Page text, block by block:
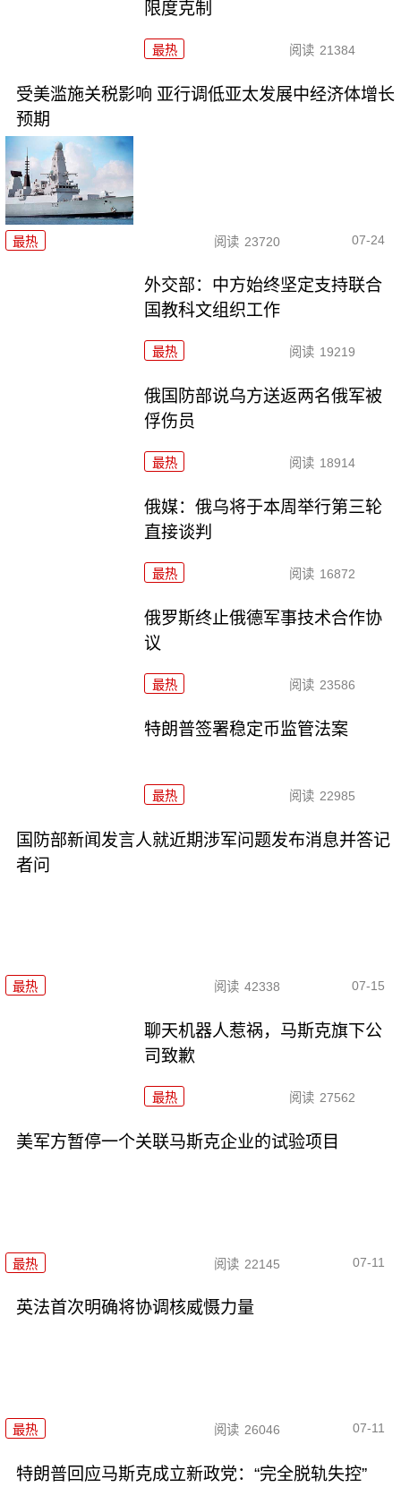
限度克制
最热 阅读 21384
受美滥施关税影响 亚行调低亚太发展中经济体增长
预期
最热 阅读 23720 07-24
外交部：中方始终坚定支持联合
国教科文组织工作
最热 阅读 19219
俄国防部说乌方送返两名俄军被
俘伤员
最热 阅读 18914
俄媒：俄乌将于本周举行第三轮
直接谈判
最热 阅读 16872
俄罗斯终止俄德军事技术合作协
议
最热 阅读 23586
特朗普签署稳定币监管法案
最热 阅读 22985
国防部新闻发言人就近期涉军问题发布消息并答记
者问
最热 阅读 42338 07-15
聊天机器人惹祸，马斯克旗下公
司致歉
最热 阅读 27562
美军方暂停一个关联马斯克企业的试验项目
最热 阅读 22145 07-11
英法首次明确将协调核威慑力量
最热 阅读 26046 07-11
特朗普回应马斯克成立新政党：“完全脱轨失控”